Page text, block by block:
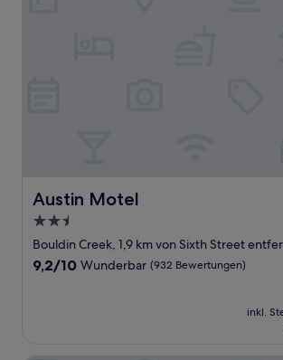
Austin Motel
Austin Motel
2.5-
Sterne-
Unterkunft
Bouldin Creek, 1,9 km von Sixth Street
9.2
9,2/10 Wunderbar (932 Bewertungen)
inkl.